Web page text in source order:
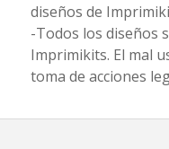
diseños de
-Todos los diseños
Imprimikits. El mal
toma de acciones